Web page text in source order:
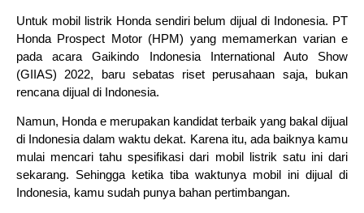
Untuk mobil listrik Honda sendiri belum dijual di Indonesia. PT
Honda Prospect Motor (HPM) yang memamerkan varian e
pada acara Gaikindo Indonesia International Auto Show
(GIIAS) 2022, baru sebatas riset perusahaan saja, bukan
rencana dijual di Indonesia.
Namun, Honda e merupakan kandidat terbaik yang bakal dijual
di Indonesia dalam waktu dekat. Karena itu, ada baiknya kamu
mulai mencari tahu spesifikasi dari mobil listrik satu ini dari
sekarang. Sehingga ketika tiba waktunya mobil ini dijual di
Indonesia, kamu sudah punya bahan pertimbangan.